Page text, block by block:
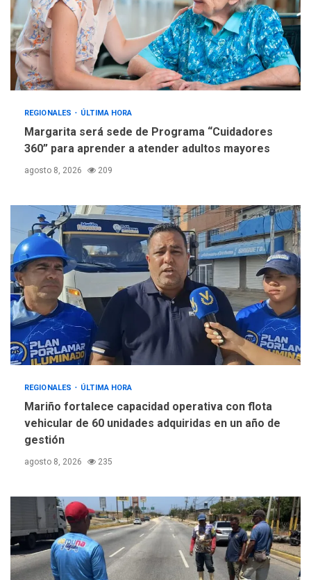
REGIONALES ÚLTIMA HORA
Margarita será sede de Programa “Cuidadores
360” para aprender a atender adultos mayores
agosto 8, 2026 209
REGIONALES ÚLTIMA HORA
Mariño fortalece capacidad operativa con flota
vehicular de 60 unidades adquiridas en un año de
gestión
agosto 8, 2026 235